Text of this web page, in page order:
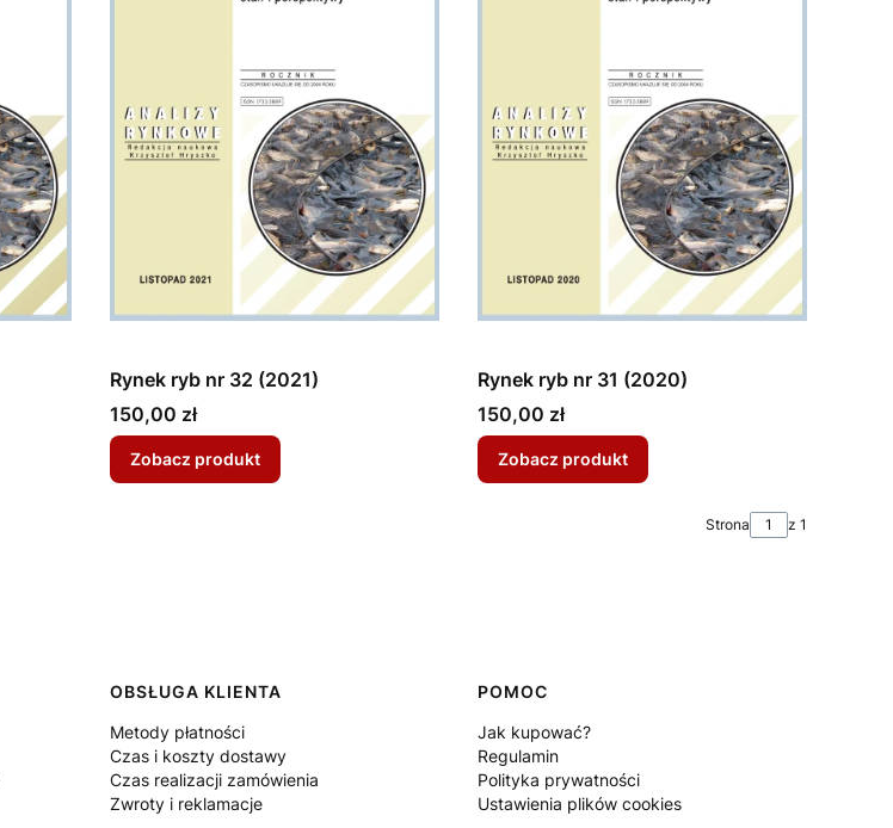
Rynek ryb nr 32 (2021)
Cena
150,00 zł
Zobacz produkt
Rynek ryb nr 31 (2020)
Cena
150,00 zł
Zobacz produkt
Strona z 1
OBSŁUGA KLIENTA
Metody płatności
Czas i koszty dostawy
Czas realizacji zamówienia
Zwroty i reklamacje
POMOC
Jak kupować?
Regulamin
Polityka prywatności
Ustawienia plików cookies